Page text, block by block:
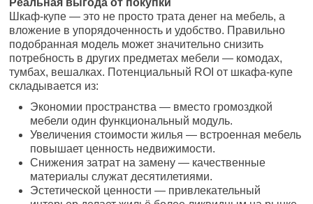
Реальная выгода от покупки
Шкаф-купе — это не просто трата денег на мебель, а
вложение в упорядоченность и удобство. Правильно
подобранная модель может значительно снизить
потребность в других предметах мебели — комодах,
тумбах, вешалках. Потенциальный ROI от шкафа-купе
складывается из:
Экономии пространства — вместо громоздкой
мебели один функциональный модуль.
Увеличения стоимости жилья — встроенная мебель
повышает ценность недвижимости.
Снижения затрат на замену — качественные
материалы служат десятилетиями.
Эстетической ценности — привлекательный